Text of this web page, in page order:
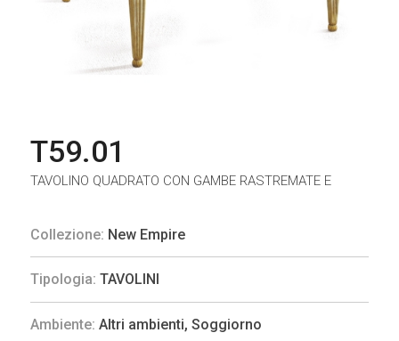
T59.01
TAVOLINO QUADRATO CON GAMBE RASTREMATE E
Collezione: New Empire
Tipologia: TAVOLINI
Ambiente: Altri ambienti, Soggiorno